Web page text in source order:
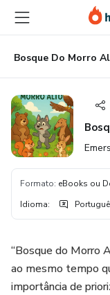
para
conteúdo
principal
para
pagamento
para
rodapé
Bosque Do Morro
Formato: eBooks ou
Idioma:
“Bosque do Morro
ao mesmo tempo
importância de